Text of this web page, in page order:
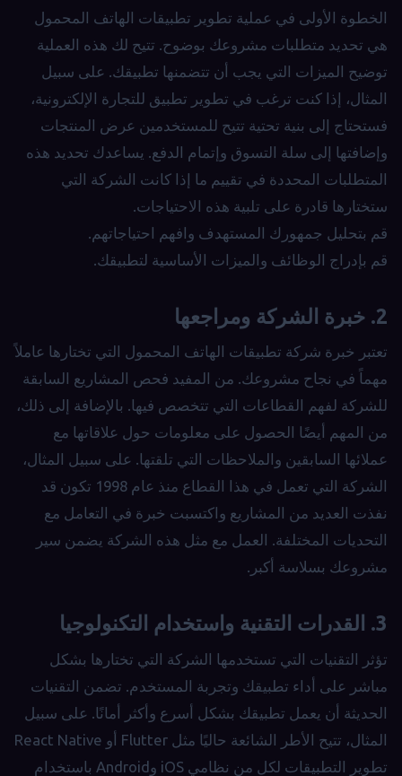
الخطوة الأولى في عملية تطوير تطبيقات الهاتف المحمول
هي تحديد متطلبات مشروعك بوضوح. تتيح لك هذه العملية
توضيح الميزات التي يجب أن تتضمنها تطبيقك. على سبيل
المثال، إذا كنت ترغب في تطوير تطبيق للتجارة الإلكترونية،
فستحتاج إلى بنية تحتية تتيح للمستخدمين عرض المنتجات
وإضافتها إلى سلة التسوق وإتمام الدفع. يساعدك تحديد هذه
المتطلبات المحددة في تقييم ما إذا كانت الشركة التي
ستختارها قادرة على تلبية هذه الاحتياجات.
قم بتحليل جمهورك المستهدف وافهم احتياجاتهم.
قم بإدراج الوظائف والميزات الأساسية لتطبيقك.
2. خبرة الشركة ومراجعها
تعتبر خبرة شركة تطبيقات الهاتف المحمول التي تختارها عاملاً
مهماً في نجاح مشروعك. من المفيد فحص المشاريع السابقة
للشركة لفهم القطاعات التي تتخصص فيها. بالإضافة إلى ذلك،
من المهم أيضًا الحصول على معلومات حول علاقاتها مع
عملائها السابقين والملاحظات التي تلقتها. على سبيل المثال،
الشركة التي تعمل في هذا القطاع منذ عام 1998 تكون قد
نفذت العديد من المشاريع واكتسبت خبرة في التعامل مع
التحديات المختلفة. العمل مع مثل هذه الشركة يضمن سير
مشروعك بسلاسة أكبر.
3. القدرات التقنية واستخدام التكنولوجيا
تؤثر التقنيات التي تستخدمها الشركة التي تختارها بشكل
مباشر على أداء تطبيقك وتجربة المستخدم. تضمن التقنيات
الحديثة أن يعمل تطبيقك بشكل أسرع وأكثر أمانًا. على سبيل
المثال، تتيح الأطر الشائعة حاليًا مثل Flutter أو React Native
تطوير التطبيقات لكل من نظامي iOS وAndroid باستخدام